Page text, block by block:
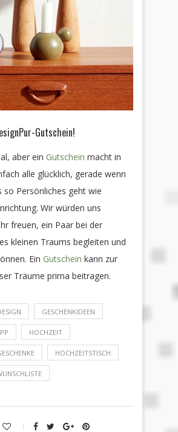
Gutschein!
aber ein Gutschein macht in
alle glücklich, gerade wenn
so Persönliches geht wie
Wir würden uns
freuen, ein Paar bei der
kleinen Traums begleiten und
Ein Gutschein kann zur
Träume prima beitragen.
GESCHENKIDEEN
HOCHZEIT
HOCHZEITSTISCH